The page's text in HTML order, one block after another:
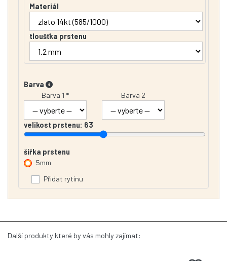
Materiál
tloušťka prstenu
Barva
Barva 1 *
Barva 2
velikost prstenu: 63
šířka prstenu
5mm
Přidat rytinu
Další produkty které by vás mohly zajímat: